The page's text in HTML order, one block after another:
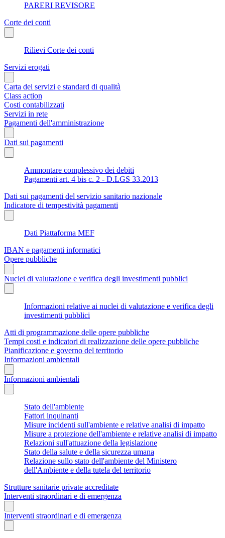
PARERI REVISORE
Corte dei conti
Rilievi Corte dei conti
Servizi erogati
Carta dei servizi e standard di qualità
Class action
Costi contabilizzati
Servizi in rete
Pagamenti dell'amministrazione
Dati sui pagamenti
Ammontare complessivo dei debiti
Pagamenti art. 4 bis c. 2 - D.LGS 33.2013
Dati sui pagamenti del servizio sanitario nazionale
Indicatore di tempestività pagamenti
Dati Piattaforma MEF
IBAN e pagamenti informatici
Opere pubbliche
Nuclei di valutazione e verifica degli investimenti pubblici
Informazioni relative ai nuclei di valutazione e verifica degli
investimenti pubblici
Atti di programmazione delle opere pubbliche
Tempi costi e indicatori di realizzazione delle opere pubbliche
Pianificazione e governo del territorio
Informazioni ambientali
Informazioni ambientali
Stato dell'ambiente
Fattori inquinanti
Misure incidenti sull'ambiente e relative analisi di impatto
Misure a protezione dell'ambiente e relative analisi di impatto
Relazioni sull'attuazione della legislazione
Stato della salute e della sicurezza umana
Relazione sullo stato dell'ambiente del Ministero
dell'Ambiente e della tutela del territorio
Strutture sanitarie private accreditate
Interventi straordinari e di emergenza
Interventi straordinari e di emergenza